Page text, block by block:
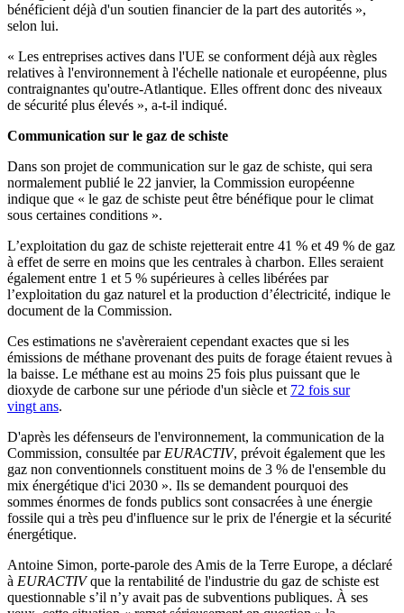
bénéficient déjà d'un soutien financier de la part des autorités »,
selon lui.
« Les entreprises actives dans l'UE se conforment déjà aux règles
relatives à l'environnement à l'échelle nationale et européenne, plus
contraignantes qu'outre-Atlantique. Elles offrent donc des niveaux
de sécurité plus élevés », a-t-il indiqué.
Communication sur le gaz de schiste
Dans son projet de communication sur le gaz de schiste, qui sera
normalement publié le 22 janvier, la Commission européenne
indique que « le gaz de schiste peut être bénéfique pour le climat
sous certaines conditions ».
L’exploitation du gaz de schiste rejetterait entre 41 % et 49 % de gaz
à effet de serre en moins que les centrales à charbon. Elles seraient
également entre 1 et 5 % supérieures à celles libérées par
l’exploitation du gaz naturel et la production d’électricité, indique le
document de la Commission.
Ces estimations ne s'avèreraient cependant exactes que si les
émissions de méthane provenant des puits de forage étaient revues à
la baisse. Le méthane est au moins 25 fois plus puissant que le
dioxyde de carbone sur une période d'un siècle et 72 fois sur
vingt ans.
D'après les défenseurs de l'environnement, la communication de la
Commission, consultée par EURACTIV, prévoit également que les
gaz non conventionnels constituent moins de 3 % de l'ensemble du
mix énergétique d'ici 2030 ». Ils se demandent pourquoi des
sommes énormes de fonds publics sont consacrées à une énergie
fossile qui a très peu d'influence sur le prix de l'énergie et la sécurité
énergétique.
Antoine Simon, porte-parole des Amis de la Terre Europe, a déclaré
à EURACTIVque la rentabilité de l'industrie du gaz de schiste est
questionnable s’il n’y avait pas de subventions publiques. À ses